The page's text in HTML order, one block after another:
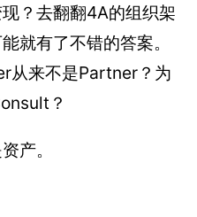
？去翻翻4A的组织架
就有了不错的答案。
从来不是Partner？为
？
产。